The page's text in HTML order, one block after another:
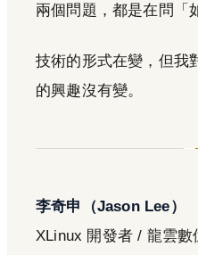
兩個問題，都是在問「
技術的形式在變，但我
的興趣沒有變。
李奇申（Jason Lee）
XLinux 開發者 / 龍雲數